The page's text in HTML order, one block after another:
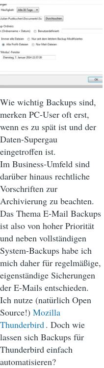
t
i
o
Wie wichtig Backups sind,
merken PC-User oft erst,
wenn es zu spät ist und der
Daten-Supergau
eingetroffen ist.
Im Business-Umfeld sind
darüber hinaus rechtliche
Vorschriften zur
Archivierung zu beachten.
Das Thema E-Mail Backups
ist also von hoher Priorität
und neben vollständigen
System-Backups habe ich
mich daher für regelmäßige,
eigenständige Sicherungen
der E-Mails entschieden.
Ich nutze (natürlich Open
Source!) Mozilla
Thunderbird. Doch wie
lassen sich Backups für
Thunderbird einfach
automatisieren?